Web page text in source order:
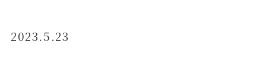
2023.5.23